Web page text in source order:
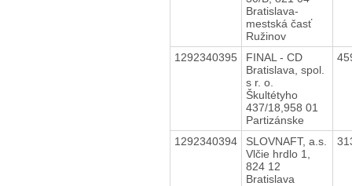
Bratislava-
mestská časť
Ružinov
1292340395
FINAL - CD
Bratislava, spol.
s r. o.
Škultétyho
437/18,958 01
Partizánske
1292340394
SLOVNAFT, a.s.
Vlčie hrdlo 1,
824 12
Bratislava